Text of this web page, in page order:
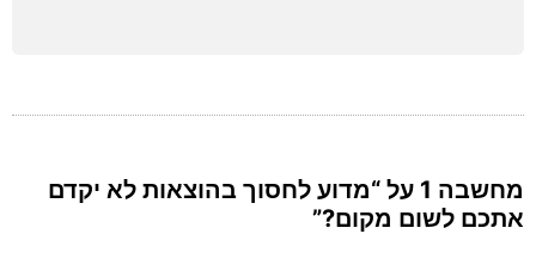
מחשבה 1 על “מדוע לחסוך בהוצאות לא יקדם
אתכם לשום מקום?”